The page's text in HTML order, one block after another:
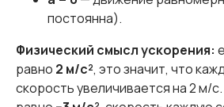
постоянна).
Физический смысл ускорения:
равно 2 м/с², это значит, что
скорость увеличивается на 2 м/